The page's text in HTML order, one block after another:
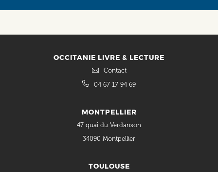
OCCITANIE LIVRE & LECTURE
Contact
04 67 17 94 69
MONTPELLIER
47 quai du Verdanson
34090 Montpellier
TOULOUSE